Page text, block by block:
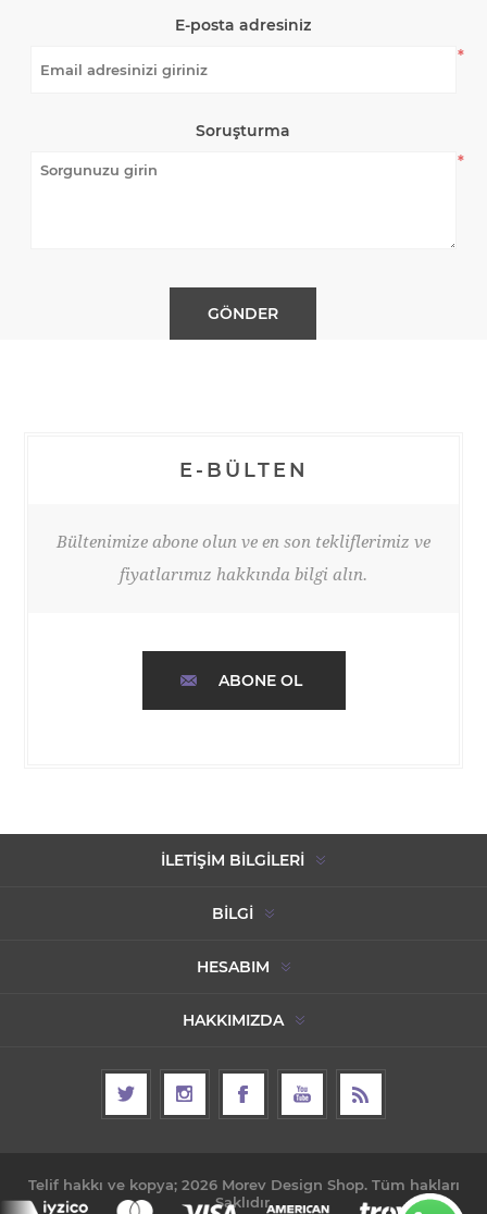
E-posta adresiniz
*
Soruşturma
*
E-BÜLTEN
Bültenimize abone olun ve en son tekliflerimiz ve
fiyatlarımız hakkında bilgi alın.
ABONE OL
İLETIŞIM BILGILERI
BILGI
HESABIM
HAKKIMIZDA
Telif hakkı ve kopya; 2026 Morev Design Shop. Tüm hakları
Saklıdır.